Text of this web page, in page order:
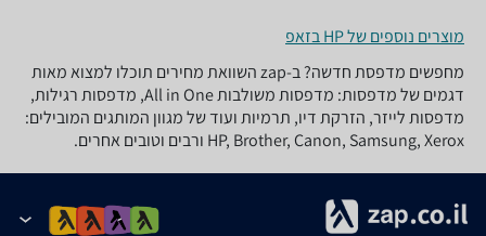
מוצרים נוספים של HP בזאפ
מחפשים מדפסת חדשה? ב-zap השוואת מחירים תוכלו למצוא מאות
דגמים של מדפסות: מדפסות משולבות All in One, מדפסות רגילות,
מדפסות לייזר, הזרקת דיו, תרמיות ועוד של מגוון המותגים המובילים:
HP, Brother, Canon, Samsung, Xerox ורבים וטובים אחרים.